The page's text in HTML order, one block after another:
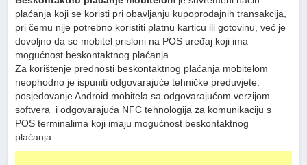
plaćanja koji se koristi pri obavljanju kupoprodajnih transakcija,
pri čemu nije potrebno koristiti platnu karticu ili gotovinu, već je
dovoljno da se mobitel prisloni na POS uređaj koji ima
mogućnost beskontaktnog plaćanja.
Za korištenje prednosti beskontaktnog plaćanja mobitelom
neophodno je ispuniti odgovarajuće tehničke preduvjete:
posjedovanje Android mobitela sa odgovarajućom verzijom
softvera i odgovarajuća NFC tehnologija za komunikaciju s
POS terminalima koji imaju mogućnost beskontaktnog
plaćanja.